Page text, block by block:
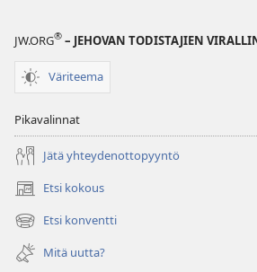
JW.ORG® – JEHOVAN TODISTAJIEN
Väriteema
Pikavalinnat
Jätä yhteydenottopyyntö
Etsi kokous
(avaa
uuden
ikkunan)
Etsi konventti
(avaa
uuden
ikkunan)
Mitä uutta?